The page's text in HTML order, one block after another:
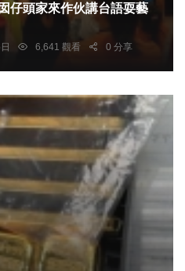
仔頭家來作伙講台語耍藝
6,641 觀看 0 分享